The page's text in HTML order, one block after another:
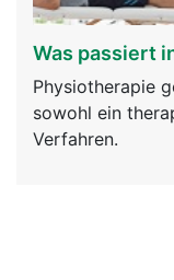
Was passiert
Physiotherapie
sowohl ein
Verfahren.